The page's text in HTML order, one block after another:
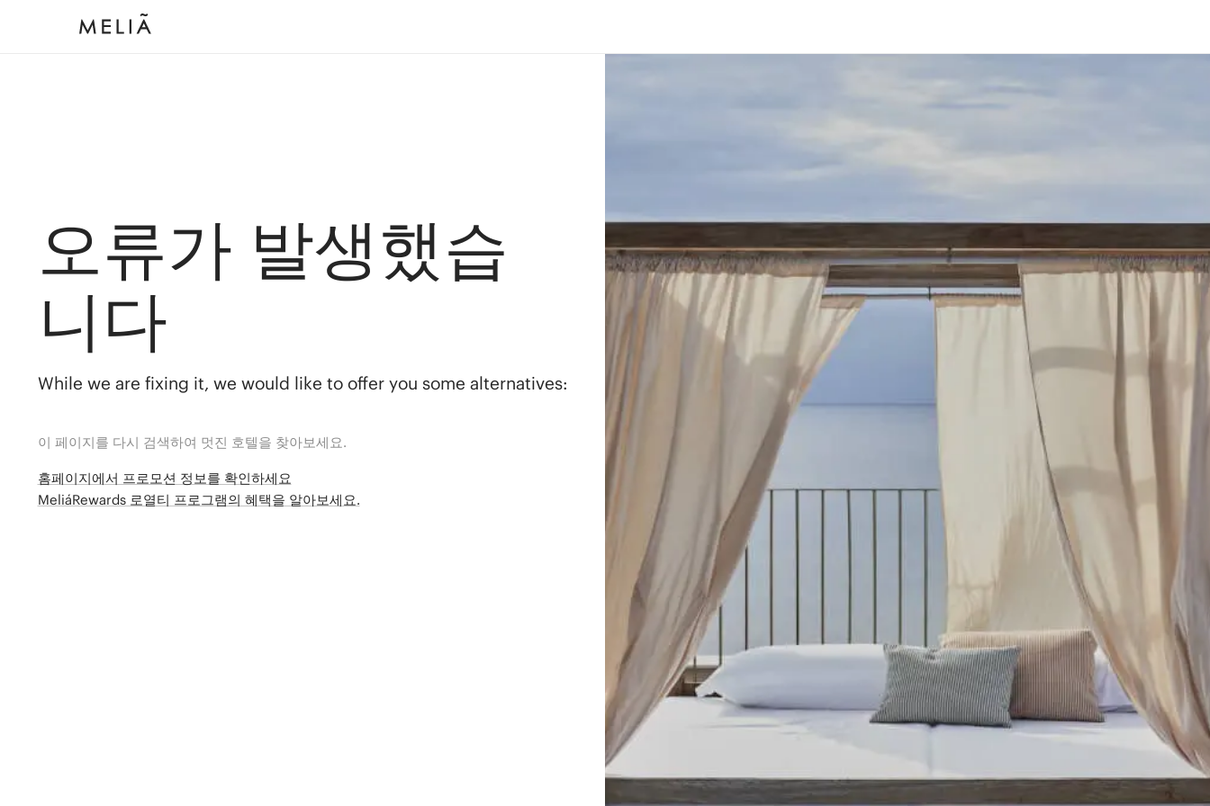
오류가 발생했습
니다
While we are fixing it, we would like to offer you some alternatives:
이 페이지를 다시 검색하여 멋진 호텔을 찾아보세요.
홈페이지에서 프로모션 정보를 확인하세요
MeliáRewards 로열티 프로그램의 혜택을 알아보세요.